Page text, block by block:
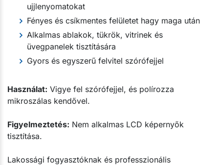
ujjlenyomatokat
Fényes és csíkmentes felületet hagy maga után
Alkalmas ablakok, tükrök, vitrinek és
üvegpanelek tisztítására
Gyors és egyszerű felvitel szórófejjel
Használat: Vigye fel szórófejjel, és polírozza
mikroszálas kendővel.
Figyelmeztetés: Nem alkalmas LCD képernyők
tisztítása.
Lakossági fogyasztóknak és professzionális